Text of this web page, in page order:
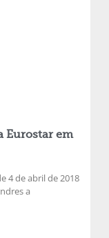
Eurostar em
4 de abril de 2018
a